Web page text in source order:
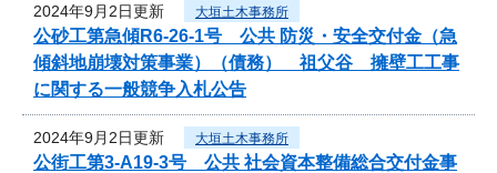
2024年9月2日更新 大垣土木事務所
公砂工第急傾R6-26-1号 公共 防災・安全交付金（急
傾斜地崩壊対策事業）（債務） 祖父谷 擁壁工工事
に関する一般競争入札公告
2024年9月2日更新 大垣土木事務所
公街工第3-A19-3号 公共 社会資本整備総合交付金事